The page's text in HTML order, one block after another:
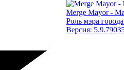
Merge Mayor -
Роль мэра
Версия: 5.9.790